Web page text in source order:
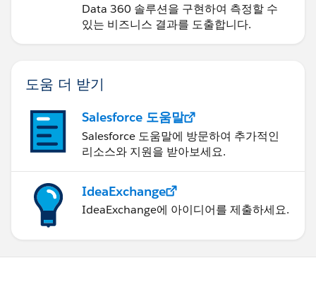
Data 360 솔루션을 구현하여 측정할 수
있는 비즈니스 결과를 도출합니다.
도움 더 받기
Salesforce 도움말
Salesforce 도움말에 방문하여 추가적인
리소스와 지원을 받아보세요.
IdeaExchange
IdeaExchange에 아이디어를 제출하세요.